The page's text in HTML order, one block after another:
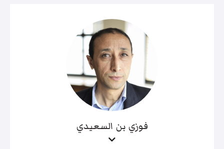
فوزي بن السعيدي